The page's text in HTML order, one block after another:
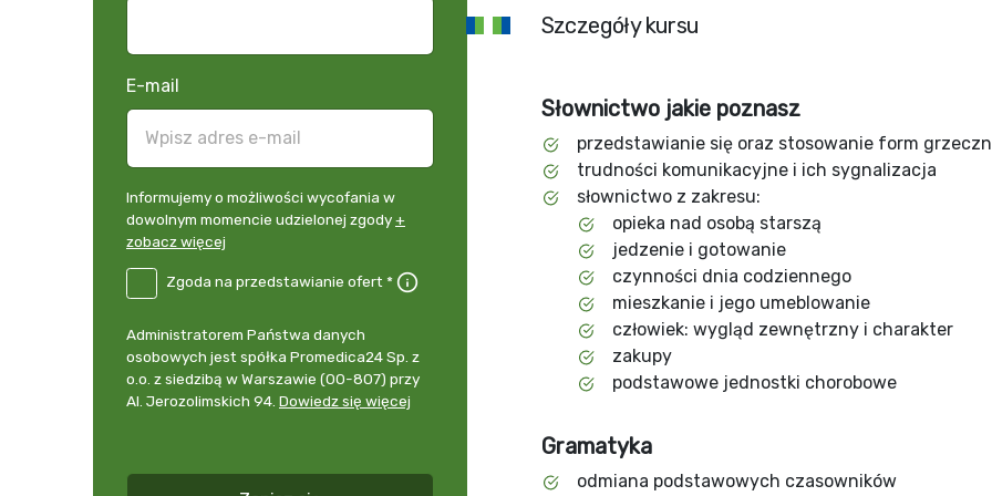
E-mail
Informujemy
o
możliwości
momencie
udzielonej
zgody
+
Informujemy o możliwości wycofania w
dowolnym momencie udzielonej zgody+
zobacz więcej
DE
przedstawianie
Zgoda na przedstawianie ofert *
Administrator
danych
osobowych
Administratorem Państwa danych
osobowych jest spółka Promedica24 Sp. z
o.o. z siedzibą w Warszawie (00-807) przy
Al. Jerozolimskich 94. Dowiedz się więcej
Szczegóły kursu
Słownictwo jakie poznasz
przedstawianie się oraz stosowanie form
trudności komunikacyjne i ich sygnalizacja
słownictwo z zakresu:
opieka nad osobą starszą
jedzenie i gotowanie
czynności dnia codziennego
mieszkanie i jego umeblowanie
człowiek: wygląd zewnętrzny i charakter
zakupy
podstawowe jednostki chorobowe
Gramatyka
odmiana podstawowych czasowników